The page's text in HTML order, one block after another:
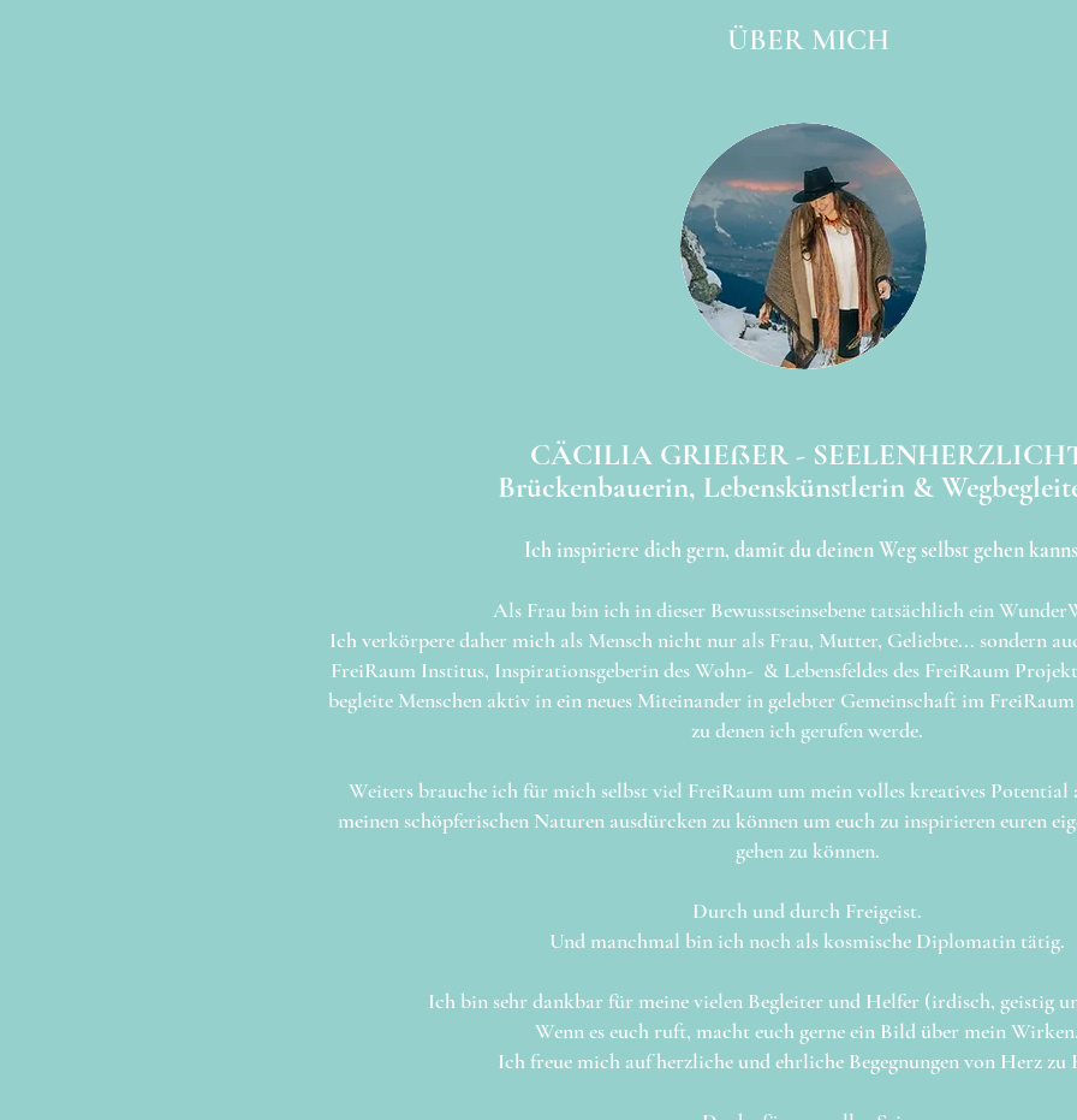
ÜBER MICH
CÄCILIA GRIEßER -
Brückenbauerin, Lebenskünstlerin &
Ich inspiriere dich gern, damit du deinen Weg selbst gehen
Als Frau bin ich in dieser Bewusstseinsebene tatsächlich ein
Ich verkörpere daher mich als Mensch nicht nur als Frau, Mutter, Geliebte... sondern
FreiRaum Institus, Inspirationsgeberin des Wohn- & Lebensfeldes des FreiRaum
begleite Menschen aktiv in ein neues Miteinander in gelebter Gemeinschaft im
zu denen ich gerufen werde.
Weiters brauche ich für mich selbst viel FreiRaum um mein volles kreatives Potential
meinen schöpferischen Naturen ausdürcken zu können um euch zu inspirieren euren
gehen zu können.
Durch und durch Freigeist.
Und manchmal bin ich noch als kosmische Diplomatin tätig.
Ich bin sehr dankbar für meine vielen Begleiter und Helfer (irdisch, geistig
Wenn es euch ruft, macht euch gerne ein Bild über mein Wirken.
Ich freue mich auf herzliche und ehrliche Begegnungen von Herz zu